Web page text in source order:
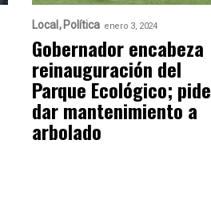
Local Política enero 3, 2024
Gobernador encabeza
reinauguración del
Parque Ecológico; pide
dar mantenimiento a
arbolado